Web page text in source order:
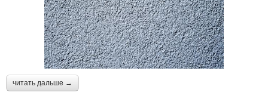
читать дальше →